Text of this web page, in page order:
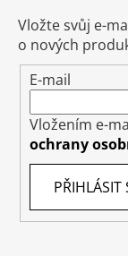
Vložte svůj e-
o nových
E-mail
Vložením e-
ochrany
PŘIHLÁSIT